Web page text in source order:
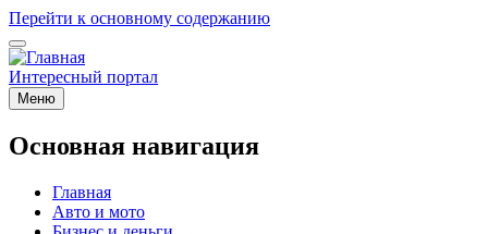
Перейти к основному содержанию
Интересный портал
Меню
Основная навигация
Главная
Авто и мото